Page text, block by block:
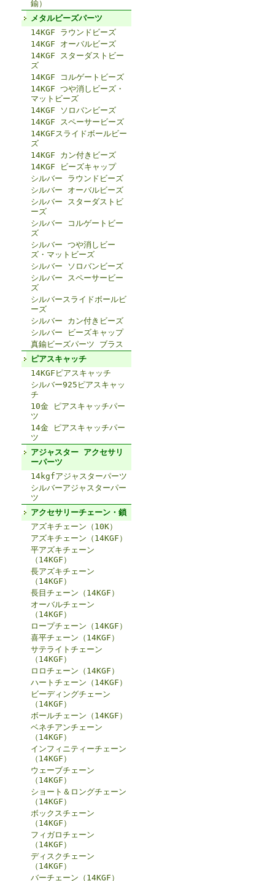
鍮）
メタルビーズパーツ
14KGF ラウンドビーズ
14KGF オーバルビーズ
14KGF スターダストビー
ズ
14KGF コルゲートビーズ
14KGF つや消しビーズ・
マットビーズ
14KGF ソロバンビーズ
14KGF スペーサービーズ
14KGFスライドボールビー
ズ
14KGF カン付きビーズ
14KGF ビーズキャップ
シルバー ラウンドビーズ
シルバー オーバルビーズ
シルバー スターダストビ
ーズ
シルバー コルゲートビー
ズ
シルバー つや消しビー
ズ・マットビーズ
シルバー ソロバンビーズ
シルバー スペーサービー
ズ
シルバースライドボールビ
ーズ
シルバー カン付きビーズ
シルバー ビーズキャップ
真鍮ビーズパーツ ブラス
ピアスキャッチ
14KGFピアスキャッチ
シルバー925ピアスキャッ
チ
10金 ピアスキャッチパー
ツ
14金 ピアスキャッチパー
ツ
アジャスター アクセサリ
ーパーツ
14kgfアジャスターパーツ
シルバーアジャスターパー
ツ
アクセサリーチェーン・鎖
アズキチェーン（10K）
アズキチェーン（14KGF）
平アズキチェーン
（14KGF）
長アズキチェーン
（14KGF）
長目チェーン（14KGF）
オーバルチェーン
（14KGF）
ロープチェーン（14KGF）
喜平チェーン（14KGF）
サテライトチェーン
（14KGF）
ロロチェーン（14KGF）
ハートチェーン（14KGF）
ビーディングチェーン
（14KGF）
ボールチェーン（14KGF）
ベネチアンチェーン
（14KGF）
インフィニティーチェーン
（14KGF）
ウェーブチェーン
（14KGF）
ショート＆ロングチェーン
（14KGF）
ボックスチェーン
（14KGF）
フィガロチェーン
（14KGF）
ディスクチェーン
（14KGF）
バーチェーン（14KGF）